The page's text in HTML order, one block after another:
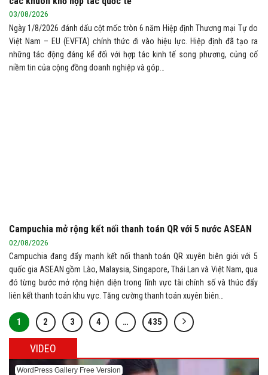
03/08/2026
Ngày 1/8/2026 đánh dấu cột mốc tròn 6 năm Hiệp định Thương mại Tự do
Việt Nam – EU (EVFTA) chính thức đi vào hiệu lực. Hiệp định đã tạo ra
những tác động đáng kể đối với hợp tác kinh tế song phương, củng cố
niềm tin của cộng đồng doanh nghiệp và góp…
Campuchia mở rộng kết nối thanh toán QR với 5 nước ASEAN
02/08/2026
Campuchia đang đẩy mạnh kết nối thanh toán QR xuyên biên giới với 5
quốc gia ASEAN gồm Lào, Malaysia, Singapore, Thái Lan và Việt Nam, qua
đó từng bước mở rộng hiện diện trong lĩnh vực tài chính số và thúc đẩy
liên kết thanh toán khu vực. Tăng cường thanh toán xuyên biên…
1 2 3 4 … 435
VIDEO
WordPress Gallery Free Version